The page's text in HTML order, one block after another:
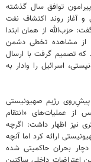
توافق سال گذشته
و آغاز روند اکتشاف نفت
حزب‌الله از همان ابتدا
از مشاهده تخطی دشمن
که تصمیم گرفت با ارسال
اسرائیل را وادار به
پیشِ‌روی رژیم صهیونیستی
از عملیات‌های «انتقام
نیز اظهار داشت: اگرچه
ارائه کرد اما آنچه
بحران حاکمیتی شده